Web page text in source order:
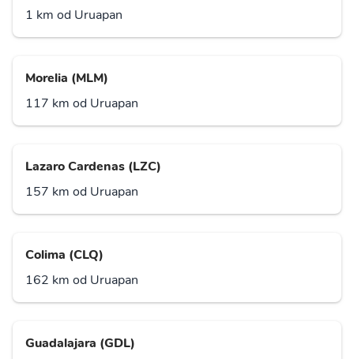
1 km od Uruapan
Morelia (MLM)
117 km od Uruapan
Lazaro Cardenas (LZC)
157 km od Uruapan
Colima (CLQ)
162 km od Uruapan
Guadalajara (GDL)